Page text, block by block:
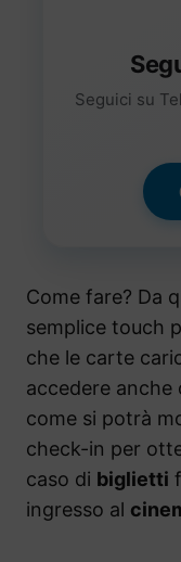
Seguici su
Come fare? Da
semplice touch
che le carte
accedere anche
come si potrà
check-in per
caso di biglietti
ingresso al